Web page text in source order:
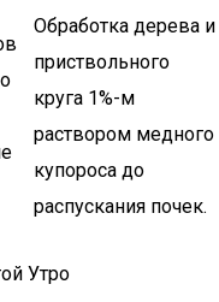
Обработка дерева и
приствольного
круга 1%-м
раствором медного
купороса до
распускания почек.
Утро